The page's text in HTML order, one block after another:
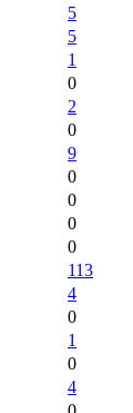
5
5
1
0
2
0
9
0
0
0
0
113
4
0
1
0
4